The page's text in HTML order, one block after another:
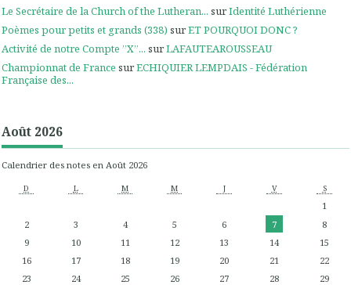
Le Secrétaire de la Church of the Lutheran... surIdentité Luthérienne
Poèmes pour petits et grands (338) surET POURQUOI DONC ?
Activité de notre Compte ”X”... surLAFAUTEAROUSSEAU
Championnat de France surECHIQUIER LEMPDAIS - Fédération
Française des...
Août 2026
Calendrier des notes en Août 2026
D L M M J V S
1
2
3 4 5 6 7
8
9
10 11 12 13 14
15
16
17 18 19 20 21
22
23
24 25 26 27 28
29